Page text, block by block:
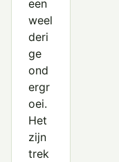
een
weel
deri
ge
ond
ergr
oei.
Het
zijn
trek